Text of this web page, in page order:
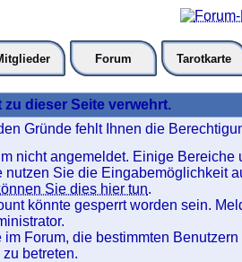
Forum Tarotkarte
zu dieser Seite verwehrt.
Gründe fehlt Ihnen die
nicht angemeldet. Einige
nutzen Sie die Eingabemöglichkeit
Sie dies hier tun.
könnte gesperrt worden sein.
im Forum, die bestimmten
betreten.